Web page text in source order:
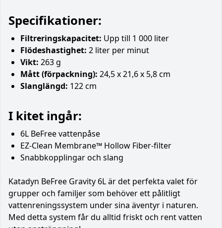
Specifikationer:
Filtreringskapacitet: Upp till 1 000 liter
Flödeshastighet: 2 liter per minut
Vikt: 263 g
Mått (förpackning): 24,5 x 21,6 x 5,8 cm
Slanglängd: 122 cm
I kitet ingår:
6L BeFree vattenpåse
EZ-Clean Membrane™ Hollow Fiber-filter
Snabbkopplingar och slang
Katadyn BeFree Gravity 6L är det perfekta valet för
grupper och familjer som behöver ett pålitligt
vattenreningssystem under sina äventyr i naturen.
Med detta system får du alltid friskt och rent vatten